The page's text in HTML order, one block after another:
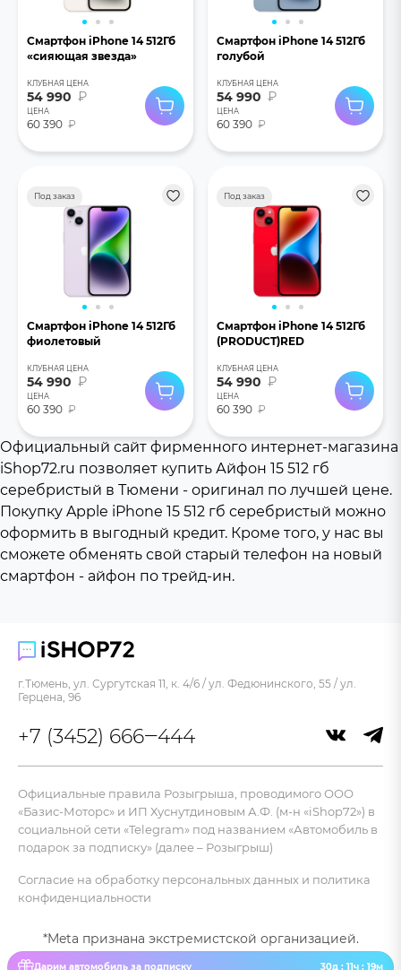
Смартфон iPhone 14 512Гб
«сияющая звезда»
КЛУБНАЯ ЦЕНА
54 990 ₽
ЦЕНА
60 390 ₽
Смартфон iPhone 14 512Гб
голубой
КЛУБНАЯ ЦЕНА
54 990 ₽
ЦЕНА
60 390 ₽
Под заказ
Смартфон iPhone 14 512Гб
фиолетовый
КЛУБНАЯ ЦЕНА
54 990 ₽
ЦЕНА
60 390 ₽
Под заказ
Смартфон iPhone 14 512Гб
(PRODUCT)RED
КЛУБНАЯ ЦЕНА
54 990 ₽
ЦЕНА
60 390 ₽
Официальный сайт фирменного интернет-магазина
iShop72.ru позволяет купить Айфон 15 512 гб
серебристый в Тюмени - оригинал по лучшей цене.
Покупку Apple iPhone 15 512 гб серебристый можно
оформить в выгодный кредит. Кроме того, у нас вы
сможете обменять свой старый телефон на новый
смартфон - айфон по трейд-ин.
+7 (3452) 666‒444
г.Тюмень, ул. Сургутская 11, к. 4/6 / ул. Федюнинского, 55 / ул.
Герцена, 96
Согласие на обработку персональных данных и политика
конфиденциальности
Официальные правила Розыгрыша, проводимого ООО
«Базис-Моторс» и ИП Хуснутдиновым А.Ф. (м-н «iShop72») в
социальной сети «Telegram» под названием «Автомобиль в
подарок за подписку» (далее – Розыгрыш)
*Meta признана экстремистской организацией.
Дарим автомобиль за подписку 30д : 11ч : 19м